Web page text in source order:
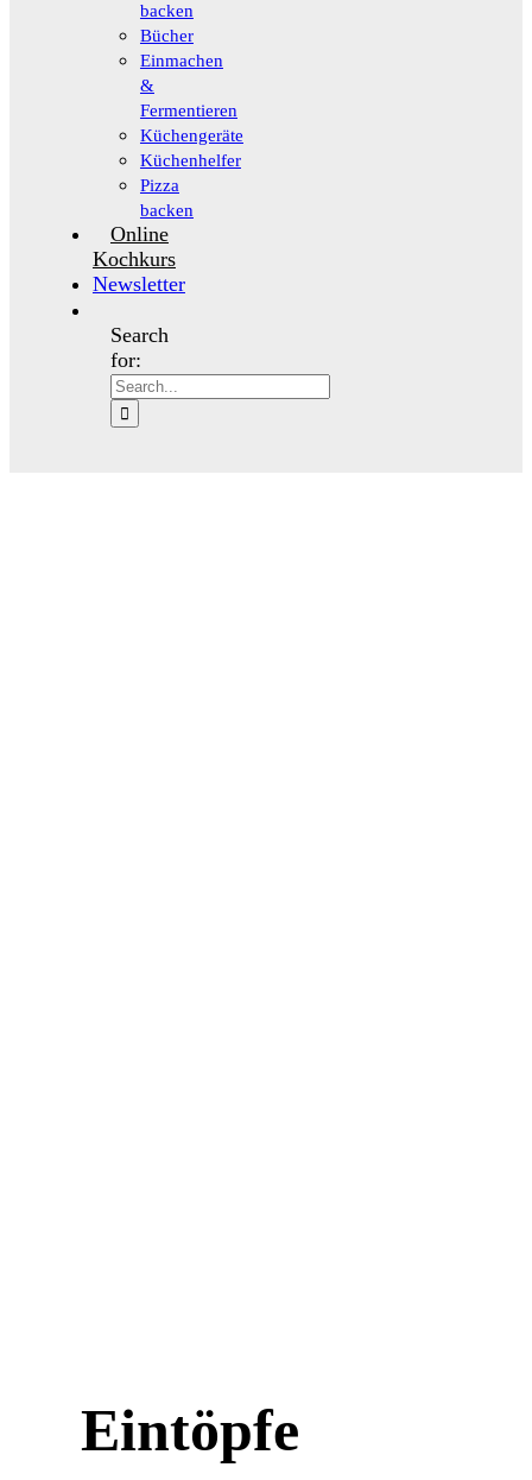
backen
Bücher
Einmachen
&
Fermentieren
Küchengeräte
Küchenhelfer
Pizza
backen
Online
Kochkurs
Newsletter
Search
for:
Eintöpfe